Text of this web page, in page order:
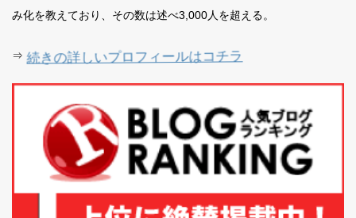
み化を教えており、その数は述べ3,000人を超える。
⇒ 続きの詳しいプロフィールはコチラ